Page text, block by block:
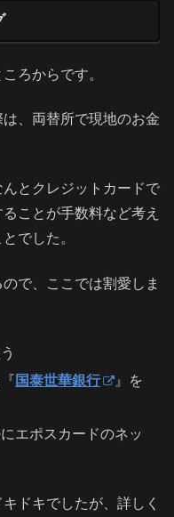
ろからです。
、両替所で現地のお金
とクレジットカードで
ことが手数料など考え
でした。
で、ここでは割愛しま
国泰世華銀行
』を
エポスカードのネッ
ドキでしたが、詳しく